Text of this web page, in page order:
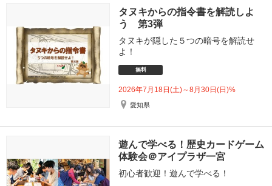
タヌキからの指令書を解読しよ
う 第3弾
タヌキが隠した５つの暗号を解読せ
よ！
無料
2026年7月18日(土)～8月30日(日)%
愛知県
遊んで学べる！歴史カードゲーム
体験会＠アイプラザ一宮
初心者歓迎！遊んで学べる！